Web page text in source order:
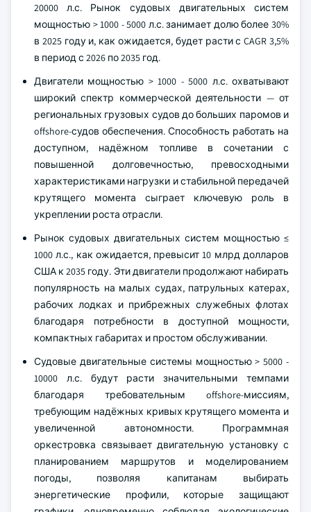
20000 л.с. Рынок судовых двигательных систем
мощностью > 1000 - 5000 л.с. занимает долю более 30%
в 2025 году и, как ожидается, будет расти с CAGR 3,5%
в период с 2026 по 2035 год.
Двигатели мощностью > 1000 - 5000 л.с. охватывают
широкий спектр коммерческой деятельности — от
региональных грузовых судов до больших паромов и
offshore-судов обеспечения. Способность работать на
доступном, надёжном топливе в сочетании с
повышенной долговечностью, превосходными
характеристиками нагрузки и стабильной передачей
крутящего момента сыграет ключевую роль в
укреплении роста отрасли.
Рынок судовых двигательных систем мощностью ≤
1000 л.с., как ожидается, превысит 10 млрд долларов
США к 2035 году. Эти двигатели продолжают набирать
популярность на малых судах, патрульных катерах,
рабочих лодках и прибрежных служебных флотах
благодаря потребности в доступной мощности,
компактных габаритах и простом обслуживании.
Судовые двигательные системы мощностью > 5000 -
10000 л.с. будут расти значительными темпами
благодаря требовательным offshore-миссиям,
требующим надёжных кривых крутящего момента и
увеличенной автономности. Программная
оркестровка связывает двигательную установку с
планированием маршрутов и моделированием
погоды, позволяя капитанам выбирать
энергетические профили, которые защищают